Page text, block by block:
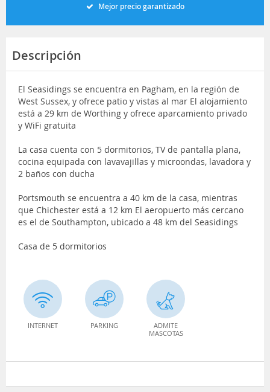
Mejor precio garantizado
Descripción
El Seasidings se encuentra en Pagham, en la región de
West Sussex, y ofrece patio y vistas al mar El alojamiento
está a 29 km de Worthing y ofrece aparcamiento privado
y WiFi gratuita
La casa cuenta con 5 dormitorios, TV de pantalla plana,
cocina equipada con lavavajillas y microondas, lavadora y
2 baños con ducha
Portsmouth se encuentra a 40 km de la casa, mientras
que Chichester está a 12 km El aeropuerto más cercano
es el de Southampton, ubicado a 48 km del Seasidings
Casa de 5 dormitorios
INTERNET PARKING
ADMITE
MASCOTAS